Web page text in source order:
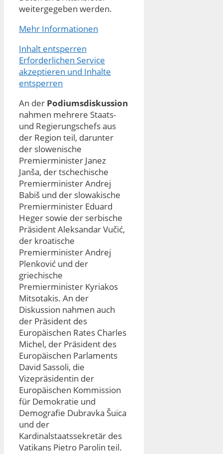
weitergegeben werden.
Mehr Informationen
Inhalt entsperren
Erforderlichen Service
akzeptieren und Inhalte
entsperren
An der Podiumsdiskussion
nahmen mehrere Staats-
und Regierungschefs aus
der Region teil, darunter
der slowenische
Premierminister Janez
Janša, der tschechische
Premierminister Andrej
Babiš und der slowakische
Premierminister Eduard
Heger sowie der serbische
Präsident Aleksandar Vučić,
der kroatische
Premierminister Andrej
Plenković und der
griechische
Premierminister Kyriakos
Mitsotakis. An der
Diskussion nahmen auch
der Präsident des
Europäischen Rates Charles
Michel, der Präsident des
Europäischen Parlaments
David Sassoli, die
Vizepräsidentin der
Europäischen Kommission
für Demokratie und
Demografie Dubravka Šuica
und der
Kardinalstaatssekretär des
Vatikans Pietro Parolin teil.